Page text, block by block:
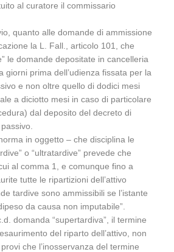
al curatore il commissario
quanto alle domande di ammissione
la L. Fall., articolo 101, che
le domande depositate in cancelleria
giorni prima dell’udienza fissata per la
e non oltre quello di dodici mesi
a diciotto mesi in caso di particolare
dal deposito del decreto di
in oggetto – che disciplina le
o “ultratardive” prevede che
al comma 1, e comunque fino a
tutte le ripartizioni dell’attivo
tardive sono ammissibili se l’istante
da causa non imputabile”.
domanda “supertardiva”, il termine
del riparto dell’attivo, non
che l’inosservanza del termine